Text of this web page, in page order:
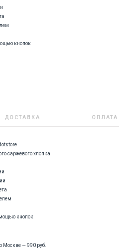
кнопок
ДОСТАВКА ОПЛАТА
саржевого хлопка
кнопок
Москве — 990 руб.